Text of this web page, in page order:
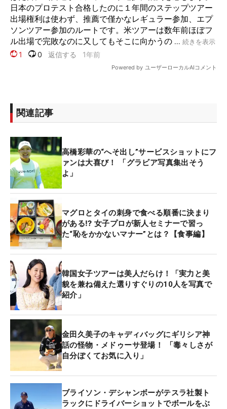
関連記事
高橋彩華の“へそ出し”サービスショットにフ
ァンは大喜び！ 「グラビア写真集出そう
よ」
マグロとタイの刺身で食べる順番に決まり
がある⁉ 女子プロが新人セミナーで習っ
た“恥をかかないマナー”とは？【食事編】
韓国女子ツアーは美人だらけ！「実力と美
貌を兼ね備えた選りすぐりの10人を写真で
紹介」
金田久美子のキャディバッグにギリシア神
話の怪物・メドゥーサ登場！ 「毒々しさが
自分ぽくてお気に入り」
ブライソン・デシャンボーがテスラ社製ト
ラックにドライバーショットでボールをぶ